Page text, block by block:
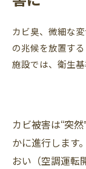
カビ臭、微細な
の兆候を放置す
施設では、衛生
カビ被害は“突
かに進行します
おい（空調運転